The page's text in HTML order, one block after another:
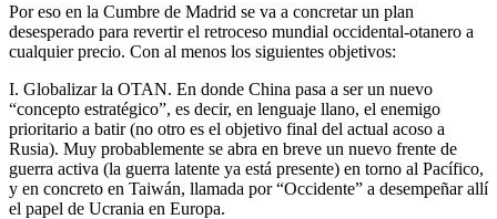
Por eso en la Cumbre de Madrid se va a concretar un plan
desesperado para revertir el retroceso mundial occidental-otanero a
cualquier precio. Con al menos los siguientes objetivos:
I. Globalizar la OTAN. En donde China pasa a ser un nuevo
“concepto estratégico”, es decir, en lenguaje llano, el enemigo
prioritario a batir (no otro es el objetivo final del actual acoso a
Rusia). Muy probablemente se abra en breve un nuevo frente de
guerra activa (la guerra latente ya está presente) en torno al Pacífico,
y en concreto en Taiwán, llamada por “Occidente” a desempeñar allí
el papel de Ucrania en Europa.